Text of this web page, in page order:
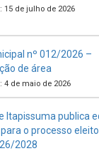
de julho de 2026
nº 012/2026 –
de área
de maio de 2026
Itapissuma publica
o processo
2028